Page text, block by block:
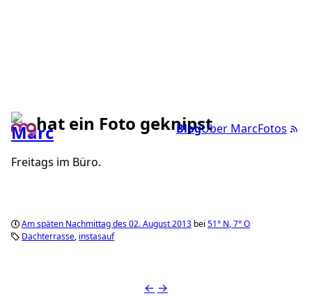
BlogÜber MarcFotos
hat ein Foto geknipst
Freitags im Büro.
Am späten Nachmittag des 02. August 2013 bei 51° N,7°O
Dachterrasse instasauf
← →